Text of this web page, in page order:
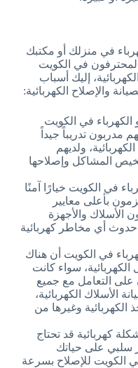
في منزلك أو مكتبك
في الكويت
إليك أسباب
والإصلاح الكهربائية:
الكهرباء في الكويت
مدربون تدريباً جيداً
ولديهم
المشاكل وإصلاحها
في الكويت خيارًا آمنًا
بأعلى معايير
الأسلاك والأجهزة
حدوث أي مخاطر كهربائية
في الكويت أن هناك
سواء كانت
على التعامل مع جميع
الأسلاك الكهربائية،
الكهربائية وغيرها من
كهربائية قد تحتاج
سلبي على حياتك
في الكويت للإصلاح بسرعة